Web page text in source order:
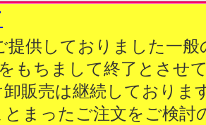
提供しておりました一
もちまして終了とさせ
販売は継続しておりま
まったご注文をご検討